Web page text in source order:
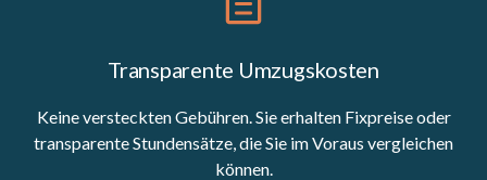
Transparente Umzugskosten
Keine versteckten Gebühren. Sie erhalten Fixpreise oder
transparente Stundensätze, die Sie im Voraus vergleichen
können.